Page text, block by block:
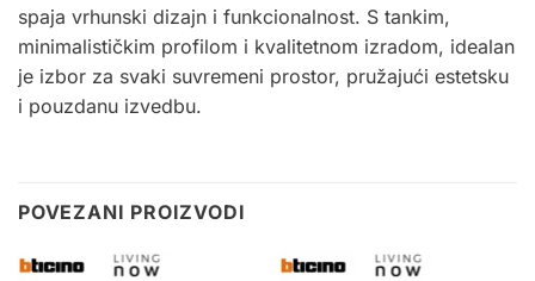
spaja vrhunski dizajn i funkcionalnost. S tankim,
minimalističkim profilom i kvalitetnom izradom, idealan
je izbor za svaki suvremeni prostor, pružajući estetsku
i pouzdanu izvedbu.
POVEZANI PROIZVODI